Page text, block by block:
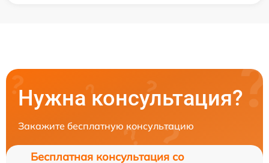
Нужна консультация?
Закажите бесплатную консультацию
Бесплатная консультация со